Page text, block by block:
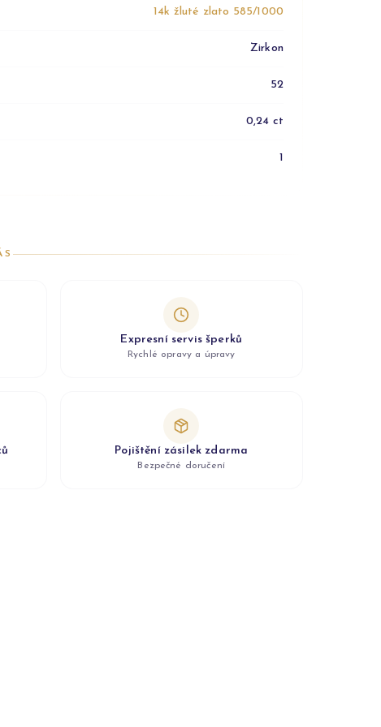
14k žluté zlato 585/1000
Zirkon
52
0,24 ct
1
Expresní servis šperků
Rychlé opravy a úpravy
Pojištění zásilek zdarma
Bezpečné doručení